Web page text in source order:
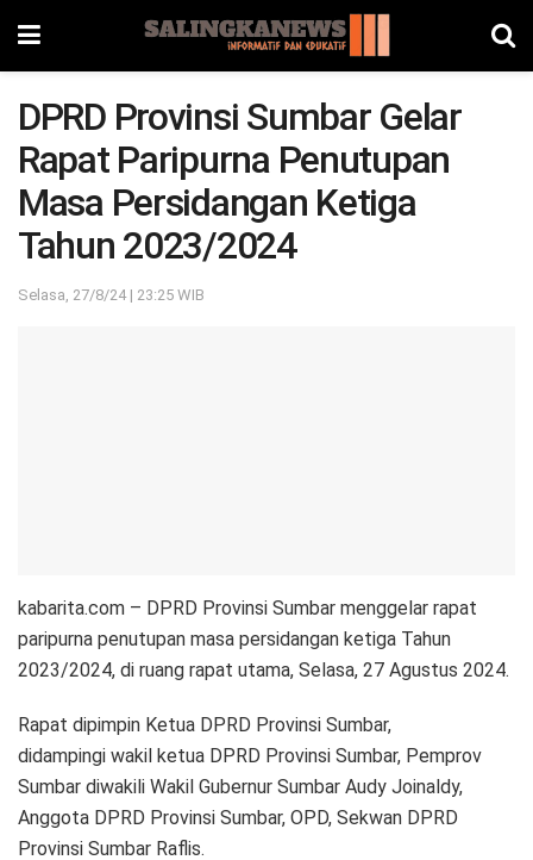
DPRD Provinsi Sumbar Gelar
Rapat Paripurna Penutupan
Masa Persidangan Ketiga
Tahun 2023/2024
Selasa, 27/8/24 | 23:25 WIB
kabarita.com – DPRD Provinsi Sumbar menggelar rapat
paripurna penutupan masa persidangan ketiga Tahun
2023/2024, di ruang rapat utama, Selasa, 27 Agustus 2024.
Rapat dipimpin Ketua DPRD Provinsi Sumbar,
didampingi wakil ketua DPRD Provinsi Sumbar, Pemprov
Sumbar diwakili Wakil Gubernur Sumbar Audy Joinaldy,
Anggota DPRD Provinsi Sumbar, OPD, Sekwan DPRD
Provinsi Sumbar Raflis.